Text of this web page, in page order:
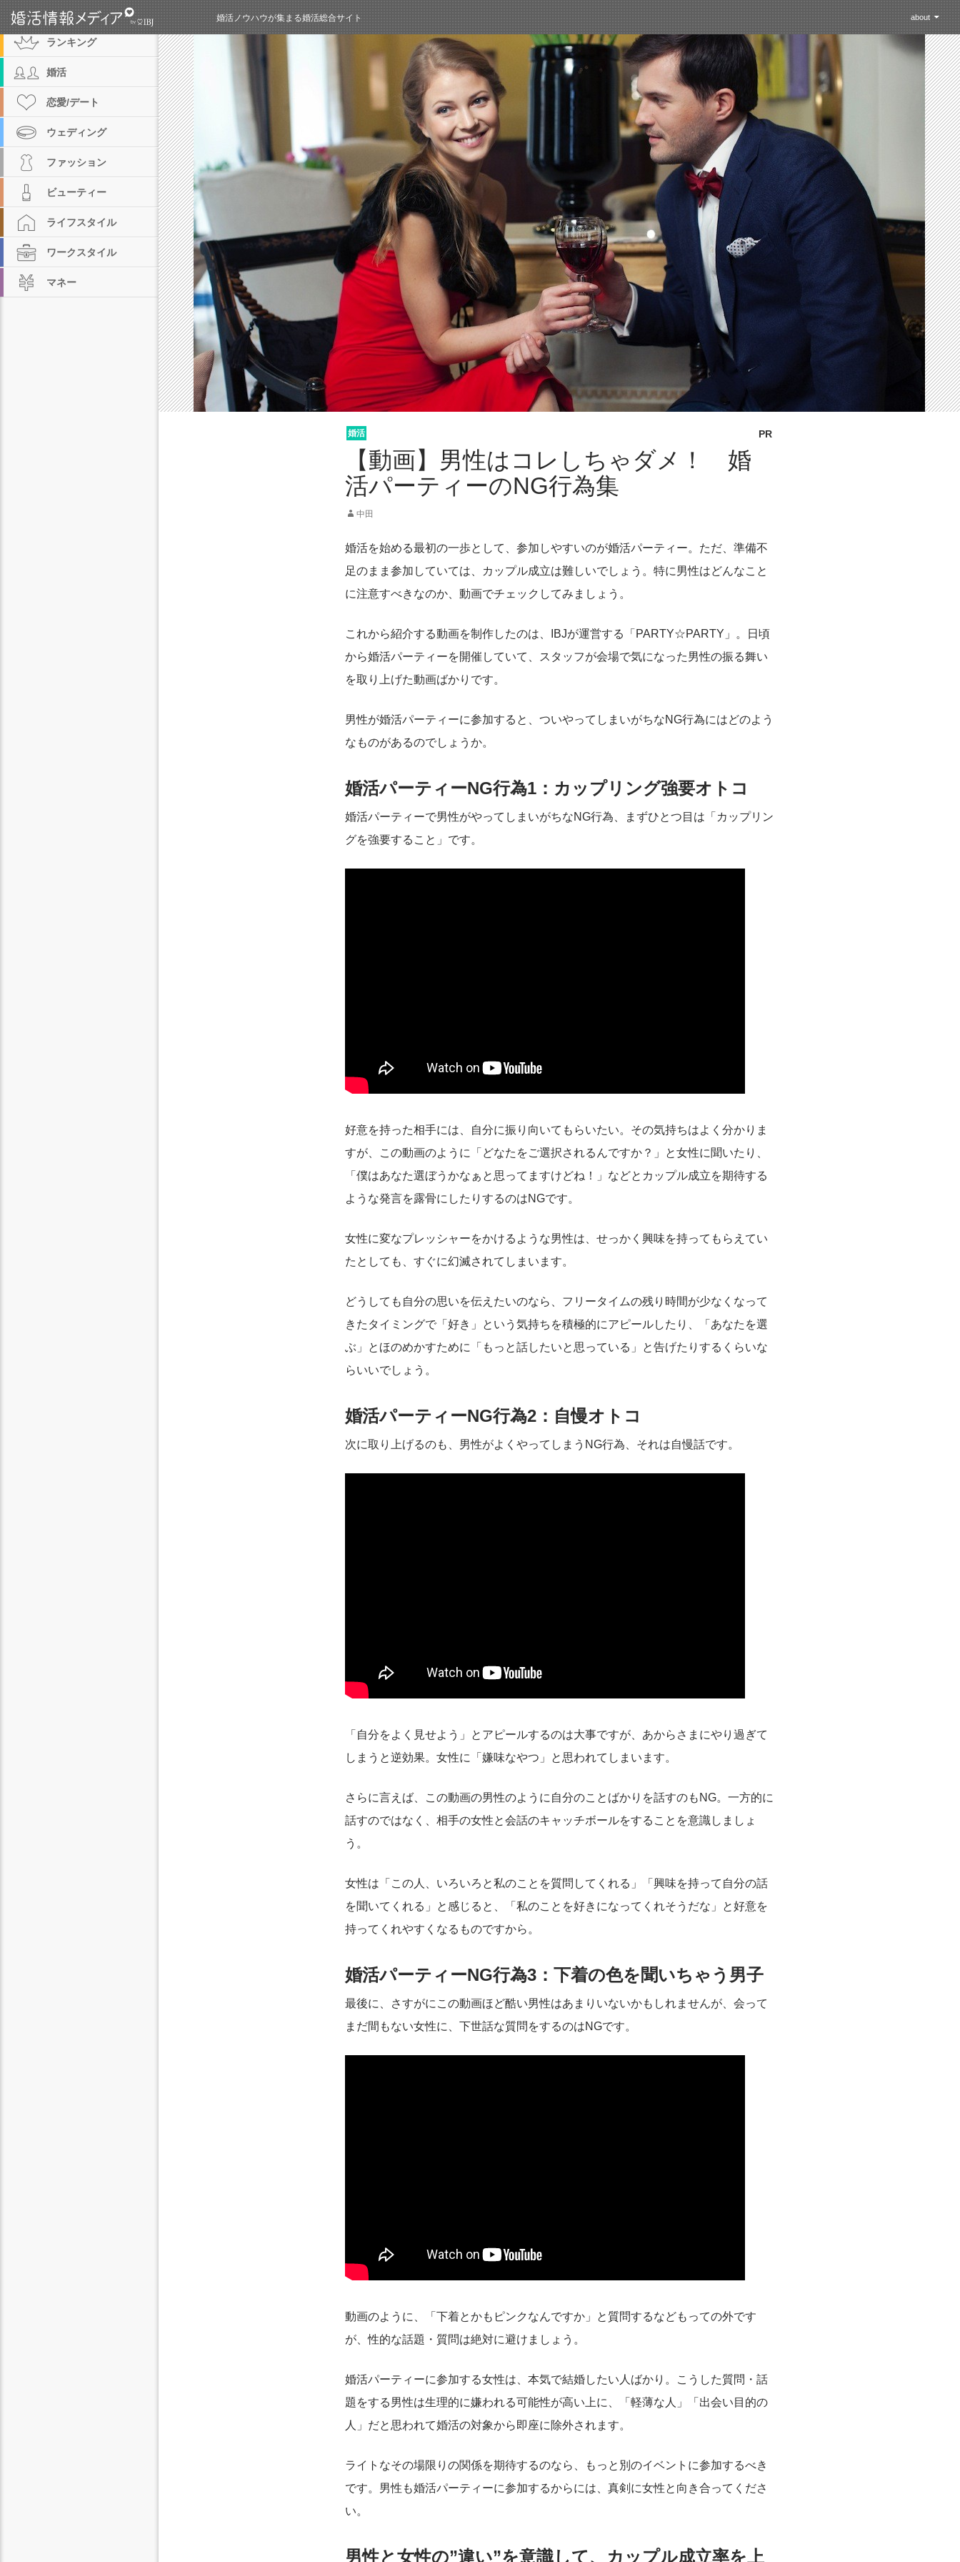
婚活ノウハウが集まる婚活総合サイト
about
婚活 PR
【動画】男性はコレしちゃダメ！ 婚
活パーティーのNG行為集
中田
婚活を始める最初の一歩として、参加しやすいのが婚活パーティー。ただ、準備不
足のまま参加していては、カップル成立は難しいでしょう。特に男性はどんなこと
に注意すべきなのか、動画でチェックしてみましょう。
これから紹介する動画を制作したのは、IBJが運営する「PARTY☆PARTY」。日頃
から婚活パーティーを開催していて、スタッフが会場で気になった男性の振る舞い
を取り上げた動画ばかりです。
男性が婚活パーティーに参加すると、ついやってしまいがちなNG行為にはどのよう
なものがあるのでしょうか。
婚活パーティーNG行為1：カップリング強要オトコ
婚活パーティーで男性がやってしまいがちなNG行為、まずひとつ目は「カップリン
グを強要すること」です。
好意を持った相手には、自分に振り向いてもらいたい。その気持ちはよく分かりま
すが、この動画のように「どなたをご選択されるんですか？」と女性に聞いたり、
「僕はあなた選ぼうかなぁと思ってますけどね！」などとカップル成立を期待する
ような発言を露骨にしたりするのはNGです。
女性に変なプレッシャーをかけるような男性は、せっかく興味を持ってもらえてい
たとしても、すぐに幻滅されてしまいます。
どうしても自分の思いを伝えたいのなら、フリータイムの残り時間が少なくなって
きたタイミングで「好き」という気持ちを積極的にアピールしたり、「あなたを選
ぶ」とほのめかすために「もっと話したいと思っている」と告げたりするくらいな
らいいでしょう。
婚活パーティーNG行為2：自慢オトコ
次に取り上げるのも、男性がよくやってしまうNG行為、それは自慢話です。
「自分をよく見せよう」とアピールするのは大事ですが、あからさまにやり過ぎて
しまうと逆効果。女性に「嫌味なやつ」と思われてしまいます。
さらに言えば、この動画の男性のように自分のことばかりを話すのもNG。一方的に
話すのではなく、相手の女性と会話のキャッチボールをすることを意識しましょ
う。
女性は「この人、いろいろと私のことを質問してくれる」「興味を持って自分の話
を聞いてくれる」と感じると、「私のことを好きになってくれそうだな」と好意を
持ってくれやすくなるものですから。
婚活パーティーNG行為3：下着の色を聞いちゃう男子
最後に、さすがにこの動画ほど酷い男性はあまりいないかもしれませんが、会って
まだ間もない女性に、下世話な質問をするのはNGです。
動画のように、「下着とかもピンクなんですか」と質問するなどもっての外です
が、性的な話題・質問は絶対に避けましょう。
婚活パーティーに参加する女性は、本気で結婚したい人ばかり。こうした質問・話
題をする男性は生理的に嫌われる可能性が高い上に、「軽薄な人」「出会い目的の
人」だと思われて婚活の対象から即座に除外されます。
ライトなその場限りの関係を期待するのなら、もっと別のイベントに参加するべき
です。男性も婚活パーティーに参加するからには、真剣に女性と向き合ってくださ
い。
男性と女性の”違い”を意識して、カップル成立率を上
カテゴリ
ランキング
婚活
恋愛/デート
ウェディング
ファッション
ビューティー
ライフスタイル
ワークスタイル
マネー